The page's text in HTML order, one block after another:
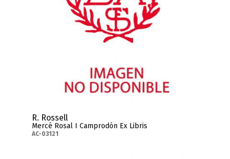
R. Rossell
Mercé Rosal I Camprodón Ex Libris
AC-03121